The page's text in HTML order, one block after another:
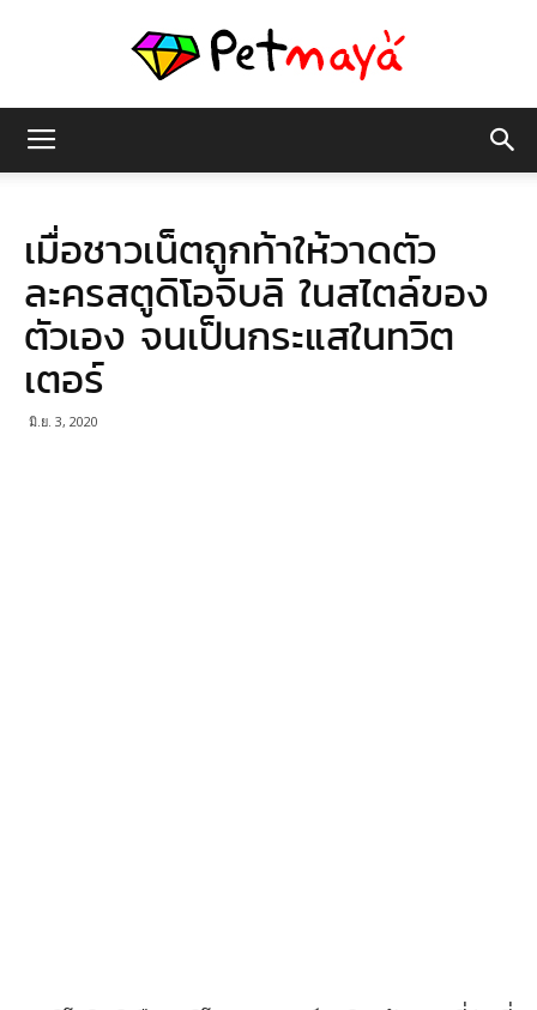
มายา
เมื่อชาวเน็ตถูกท้าให้วาดตัว
ละครสตูดิโอจิบลิ ในสไตล์ของ
ตัวเอง จนเป็นกระแสในทวิต
เตอร์
มิ.ย. 3, 2020